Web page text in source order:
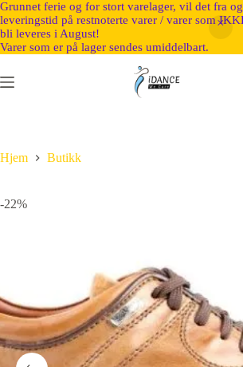
Grunnet ferie og for stort varelager, vil det fra
leveringstid på restnoterte varer / varer som
bli leveres i August!
Varer som er på lager sendes umiddelbart.
Hjem Butikk
-22%